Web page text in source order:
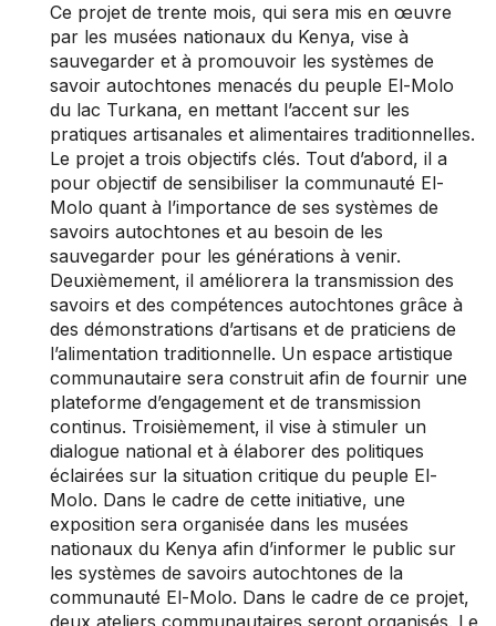
Ce projet de trente mois, qui sera mis en œuvre
par les musées nationaux du Kenya, vise à
sauvegarder et à promouvoir les systèmes de
savoir autochtones menacés du peuple El-Molo
du lac Turkana, en mettant l’accent sur les
pratiques artisanales et alimentaires traditionnelles.
Le projet a trois objectifs clés. Tout d’abord, il a
pour objectif de sensibiliser la communauté El-
Molo quant à l’importance de ses systèmes de
savoirs autochtones et au besoin de les
sauvegarder pour les générations à venir.
Deuxièmement, il améliorera la transmission des
savoirs et des compétences autochtones grâce à
des démonstrations d’artisans et de praticiens de
l’alimentation traditionnelle. Un espace artistique
communautaire sera construit afin de fournir une
plateforme d’engagement et de transmission
continus. Troisièmement, il vise à stimuler un
dialogue national et à élaborer des politiques
éclairées sur la situation critique du peuple El-
Molo. Dans le cadre de cette initiative, une
exposition sera organisée dans les musées
nationaux du Kenya afin d’informer le public sur
les systèmes de savoirs autochtones de la
communauté El-Molo. Dans le cadre de ce projet,